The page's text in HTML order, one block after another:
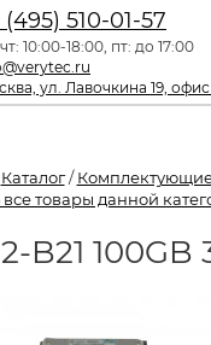
(495) 510-01-57
10:00-18:00, пт: до 17:00
ул. Лавочкина 19, офис
Каталог/
все товары данной
B21